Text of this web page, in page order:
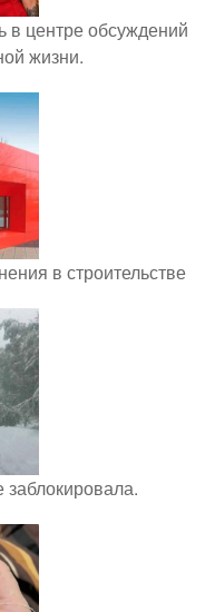
в центре обсуждений
жизни.
в строительстве